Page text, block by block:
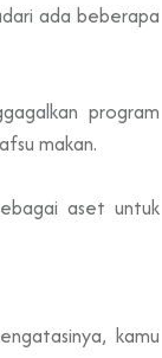
ada beberapa
program
makan.
aset untuk
kamu